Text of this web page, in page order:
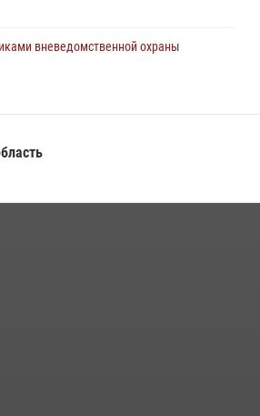
вневедомственной охраны
наркотическое вещество через
в грабеже
ОМОН и СОБР Росгвардии